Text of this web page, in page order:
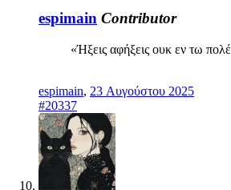
espimain Contributor
«Ήξεις αφήξεις ουκ εν τω
espimain, 23 Αυγούστου 2025
#20337